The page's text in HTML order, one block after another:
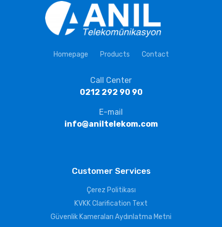
Homepage Products Contact
Call Center
0212 292 90 90
E-mail
info@aniltelekom.com
Customer Services
Çerez Politikası
KVKK Clarification Text
Güvenlik Kameraları Aydınlatma Metni